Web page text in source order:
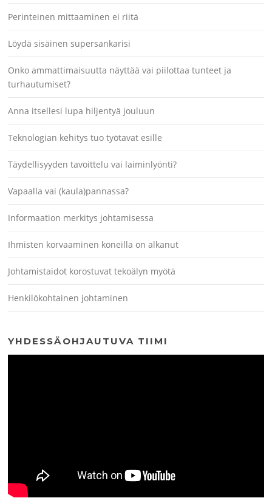
Perinteinen mittaaminen ei riitä
Löydä sisäinen supersankarisi
Onko ammattimaisuutta näyttää vai piilottaa tunteet ja
turhautumiset?
Anna itsellesi lupa hiljentyä jouluun
Teknologian kehitys tuo työtavat esille
Täydellisyyden tavoittelu vai laiminlyönti?
Vapaalla vai (kaula)pannassa?
Informaation merkitys johtamisessa
Ihmisten korvaaminen koneilla on alkanut
Johtamistaidot korostuvat tekoälyn myötä
Henkilökohtainen johtaminen
YHDESSÄOHJAUTUVA TIIMI